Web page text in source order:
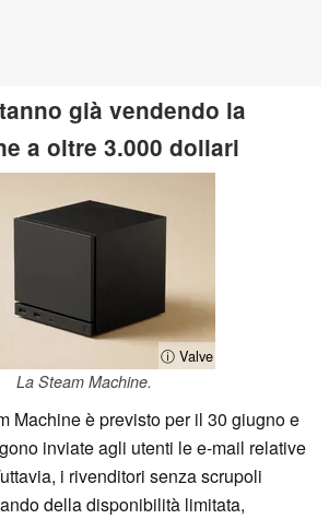
già vendendo la
a oltre 3.000 dollari
ⓘ Valve
La Steam Machine.
Machine è previsto per il 30 giugno e
inviate agli utenti le e-mail relative
i rivenditori senza scrupoli
della disponibilità limitata,